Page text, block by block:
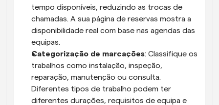
tempo disponíveis, reduzindo as trocas de
chamadas. A sua página de reservas mostra a
disponibilidade real com base nas agendas das
equipas.
Categorização de marcações: Classifique os
trabalhos como instalação, inspeção,
reparação, manutenção ou consulta.
Diferentes tipos de trabalho podem ter
diferentes durações, requisitos de equipa e